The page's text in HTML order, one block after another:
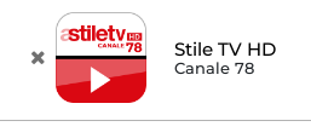
Stile TV HD
Canale 78